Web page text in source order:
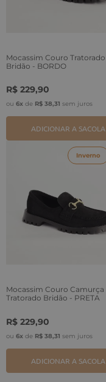
Mocassim Couro Tratorado
Bridão - BORDO
R$ 229,90
ou 6x de R$ 38,31 sem juros
ADICIONAR A SACOLA
Inverno
Mocassim Couro Camurça
Tratorado Bridão - PRETA
R$ 229,90
ou 6x de R$ 38,31 sem juros
ADICIONAR A SACOLA